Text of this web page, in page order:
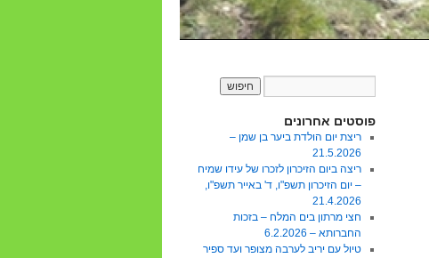
פוסטים אחרונים
ריצת יום הולדת ביער בן שמן –
21.5.2026
ריצה ביום הזיכרון לזכרו של עידו שמיח
– יום הזיכרון תשפ"ו, ד' באייר תשפ"ו,
21.4.2026
חצי מרתון בים המלח – בזכות
החברותא – 6.2.2026
טיול עם יריב לערבה מצופר ועד ספיר